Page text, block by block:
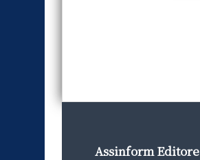
Assinform Editore